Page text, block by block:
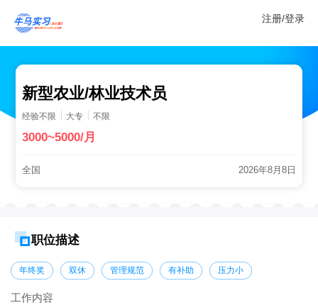
注册/登录
新型农业/林业技术员
经验不限 大专 不限
3000~5000/月
全国 2026年8月8日
职位描述
年终奖 双休 管理规范 有补助 压力小
工作内容